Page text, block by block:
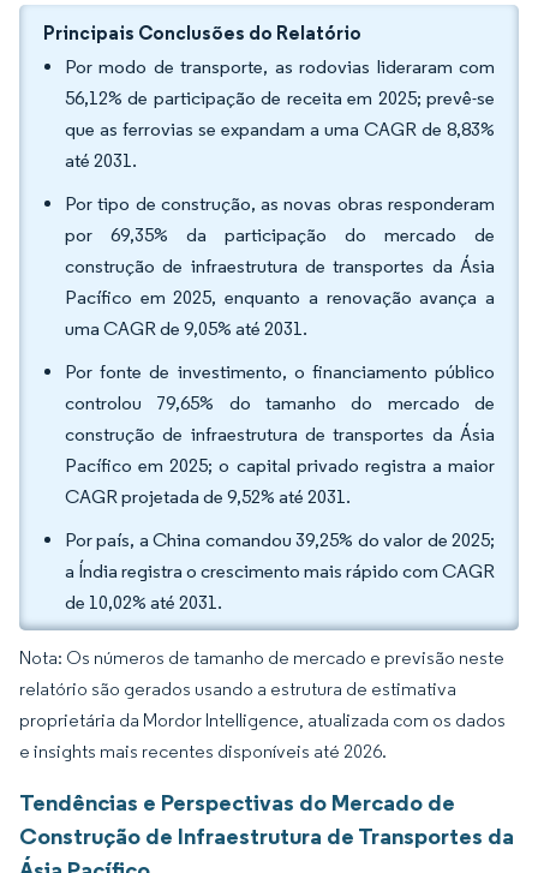
Principais Conclusões do Relatório
Por modo de transporte, as rodovias lideraram com
56,12% de participação de receita em 2025; prevê-se
que as ferrovias se expandam a uma CAGR de 8,83%
até 2031.
Por tipo de construção, as novas obras responderam
por 69,35% da participação do mercado de
construção de infraestrutura de transportes da Ásia
Pacífico em 2025, enquanto a renovação avança a
uma CAGR de 9,05% até 2031.
Por fonte de investimento, o financiamento público
controlou 79,65% do tamanho do mercado de
construção de infraestrutura de transportes da Ásia
Pacífico em 2025; o capital privado registra a maior
CAGR projetada de 9,52% até 2031.
Por país, a China comandou 39,25% do valor de 2025;
a Índia registra o crescimento mais rápido com CAGR
de 10,02% até 2031.
Nota: Os números de tamanho de mercado e previsão neste
relatório são gerados usando a estrutura de estimativa
proprietária da Mordor Intelligence, atualizada com os dados
e insights mais recentes disponíveis até 2026.
Tendências e Perspectivas do Mercado de
Construção de Infraestrutura de Transportes da